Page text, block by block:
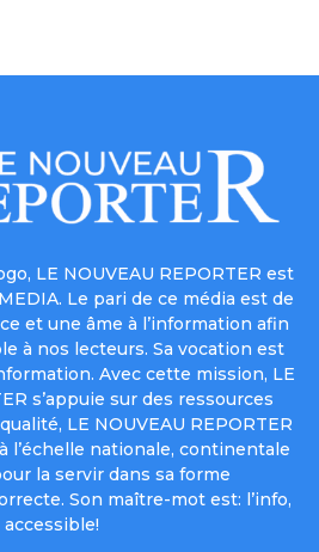
LE NOUVEAU REPORTER est
Le pari de ce média est de
et une âme à l’information afin
à nos lecteurs. Sa vocation est
Avec cette mission, LE
s’appuie sur des ressources
LE NOUVEAU REPORTER
l’échelle nationale, continentale
la servir dans sa forme
Son maître-mot est: l’info,
accessible!